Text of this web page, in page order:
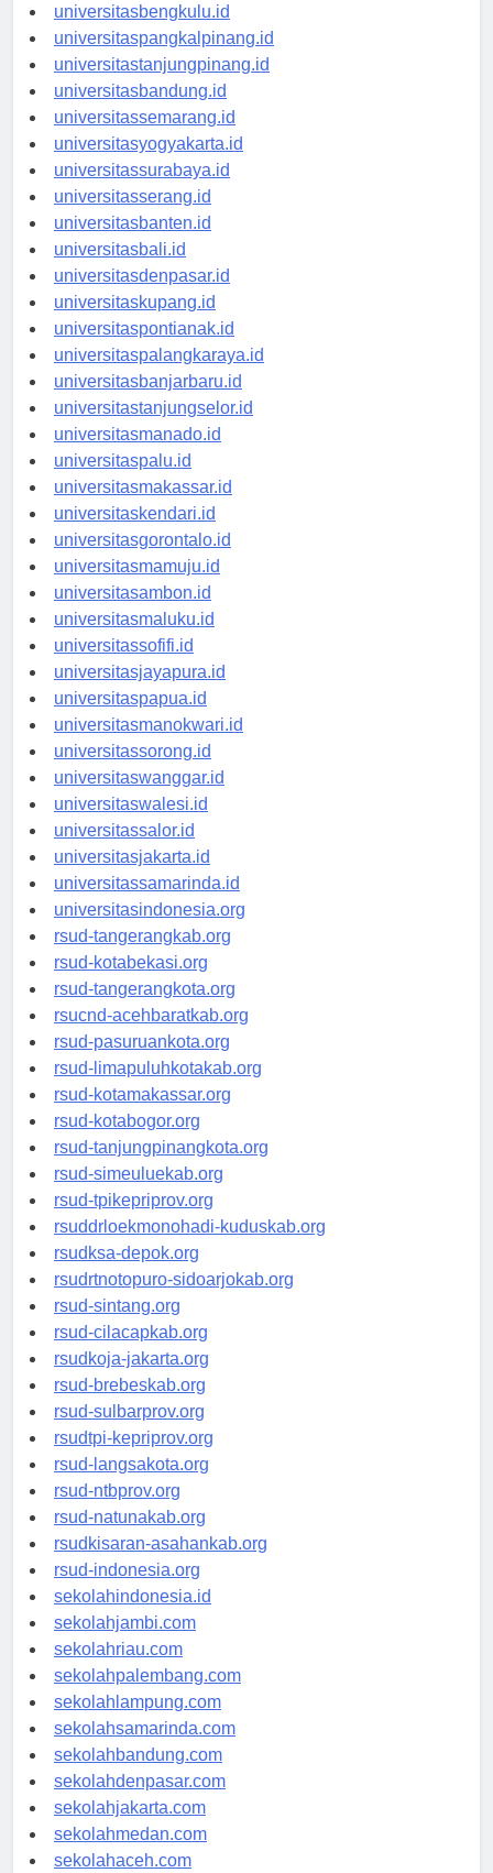
universitasbengkulu.id
universitaspangkalpinang.id
universitastanjungpinang.id
universitasbandung.id
universitassemarang.id
universitasyogyakarta.id
universitassurabaya.id
universitasserang.id
universitasbanten.id
universitasbali.id
universitasdenpasar.id
universitaskupang.id
universitaspontianak.id
universitaspalangkaraya.id
universitasbanjarbaru.id
universitastanjungselor.id
universitasmanado.id
universitaspalu.id
universitasmakassar.id
universitaskendari.id
universitasgorontalo.id
universitasmamuju.id
universitasambon.id
universitasmaluku.id
universitassofifi.id
universitasjayapura.id
universitaspapua.id
universitasmanokwari.id
universitassorong.id
universitaswanggar.id
universitaswalesi.id
universitassalor.id
universitasjakarta.id
universitassamarinda.id
universitasindonesia.org
rsud-tangerangkab.org
rsud-kotabekasi.org
rsud-tangerangkota.org
rsucnd-acehbaratkab.org
rsud-pasuruankota.org
rsud-limapuluhkotakab.org
rsud-kotamakassar.org
rsud-kotabogor.org
rsud-tanjungpinangkota.org
rsud-simeuluekab.org
rsud-tpikepriprov.org
rsuddrloekmonohadi-kuduskab.org
rsudksa-depok.org
rsudrtnotopuro-sidoarjokab.org
rsud-sintang.org
rsud-cilacapkab.org
rsudkoja-jakarta.org
rsud-brebeskab.org
rsud-sulbarprov.org
rsudtpi-kepriprov.org
rsud-langsakota.org
rsud-ntbprov.org
rsud-natunakab.org
rsudkisaran-asahankab.org
rsud-indonesia.org
sekolahindonesia.id
sekolahjambi.com
sekolahriau.com
sekolahpalembang.com
sekolahlampung.com
sekolahsamarinda.com
sekolahbandung.com
sekolahdenpasar.com
sekolahjakarta.com
sekolahmedan.com
sekolahaceh.com